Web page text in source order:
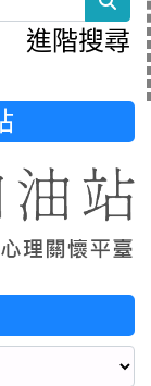
進階搜尋